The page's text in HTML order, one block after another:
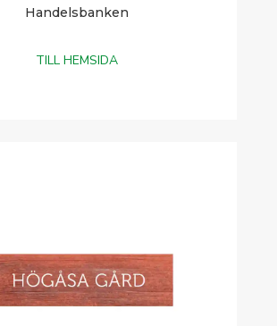
Handelsbanken
TILL HEMSIDA